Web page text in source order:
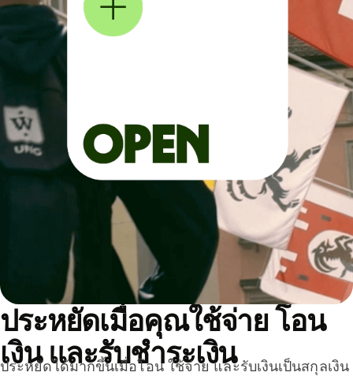
ประหยัดเมื่อคุณใช้จ่าย โอน
เงิน และรับชำระเงิน
ประหยัดได้มากขึ้นเมื่อโอน ใช้จ่าย และรับเงินเป็นสกุลเงิน